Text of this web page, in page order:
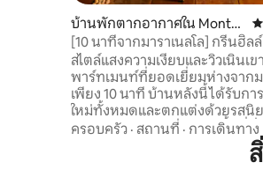
บ้านพักตากอากาศใน Monta
gnana
ค
[10 นาทีจากมาราเนลโล] กรีนฮิล
เนลโล
สไตล์แสงความเงียบและวิวเนินเข
พาร์ทเมนท์ที่ยอดเยี่ยมห่างจากม
เพียง 10 นาที บ้านหลังนี้ได้รับการปรับปรุง
ใหม่ทั้งหมดและตกแต่งด้วยรสนิ
ความใส่ใจประกอบด้วย: - พื้นที่นั่งเล่นขนาด
ใหญ่: ห้องนั่งเล่นพร้อมโซฟาเบด
ครัวที่มีอุปกรณ์ครบครัน - ระเบีย
ครอบครัว · สถานที่ · การเดินทาง